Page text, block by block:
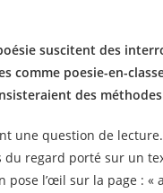
suscitent des
poesie-en-
des
une question de
regard porté sur un
pose l’œil sur la page :